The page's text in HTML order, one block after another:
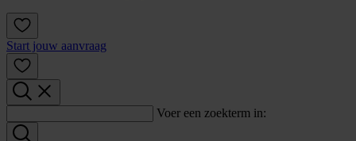
Start jouw aanvraag
Voer een zoekterm in: